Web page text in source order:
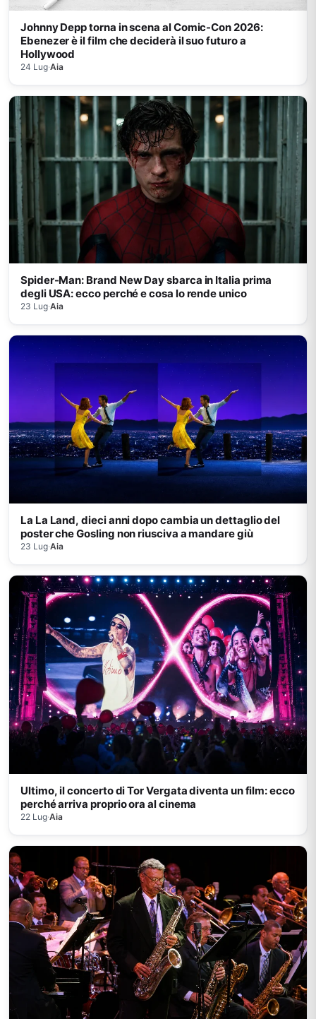
Johnny Depp torna in scena al Comic-Con 2026:
Ebenezer è il film che deciderà il suo futuro a
Hollywood
24 Lug·Aia
Spider-Man: Brand New Day sbarca in Italia prima
degli USA: ecco perché e cosa lo rende unico
23 Lug·Aia
La La Land, dieci anni dopo cambia un dettaglio del
poster che Gosling non riusciva a mandare giù
23 Lug·Aia
Ultimo, il concerto di Tor Vergata diventa un film: ecco
perché arriva proprio ora al cinema
22 Lug·Aia